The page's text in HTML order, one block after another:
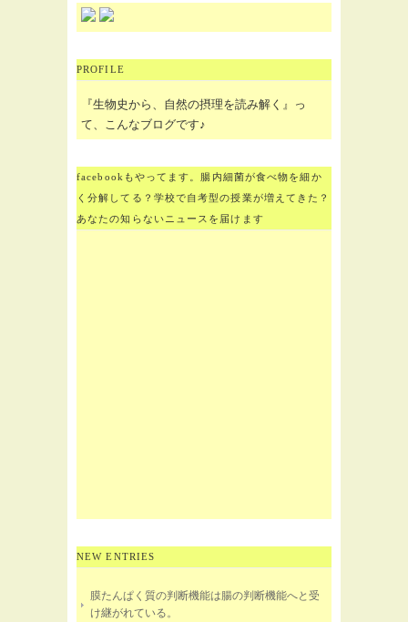
PROFILE
『生物史から、自然の摂理を読み解く』っ
て、こんなブログです♪
facebookもやってます。腸内細菌が食べ物を細か
く分解してる？学校で自考型の授業が増えてきた？
あなたの知らないニュースを届けます
NEW ENTRIES
膜たんぱく質の判断機能は腸の判断機能へと受
け継がれている。